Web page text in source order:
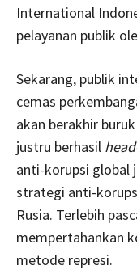
International
pelayanan publik
Sekarang, publik
cemas
akan berakhir
justru berhasil
anti-korupsi global
strategi anti-
Rusia. Terlebih
mempertahankan
metode represi.